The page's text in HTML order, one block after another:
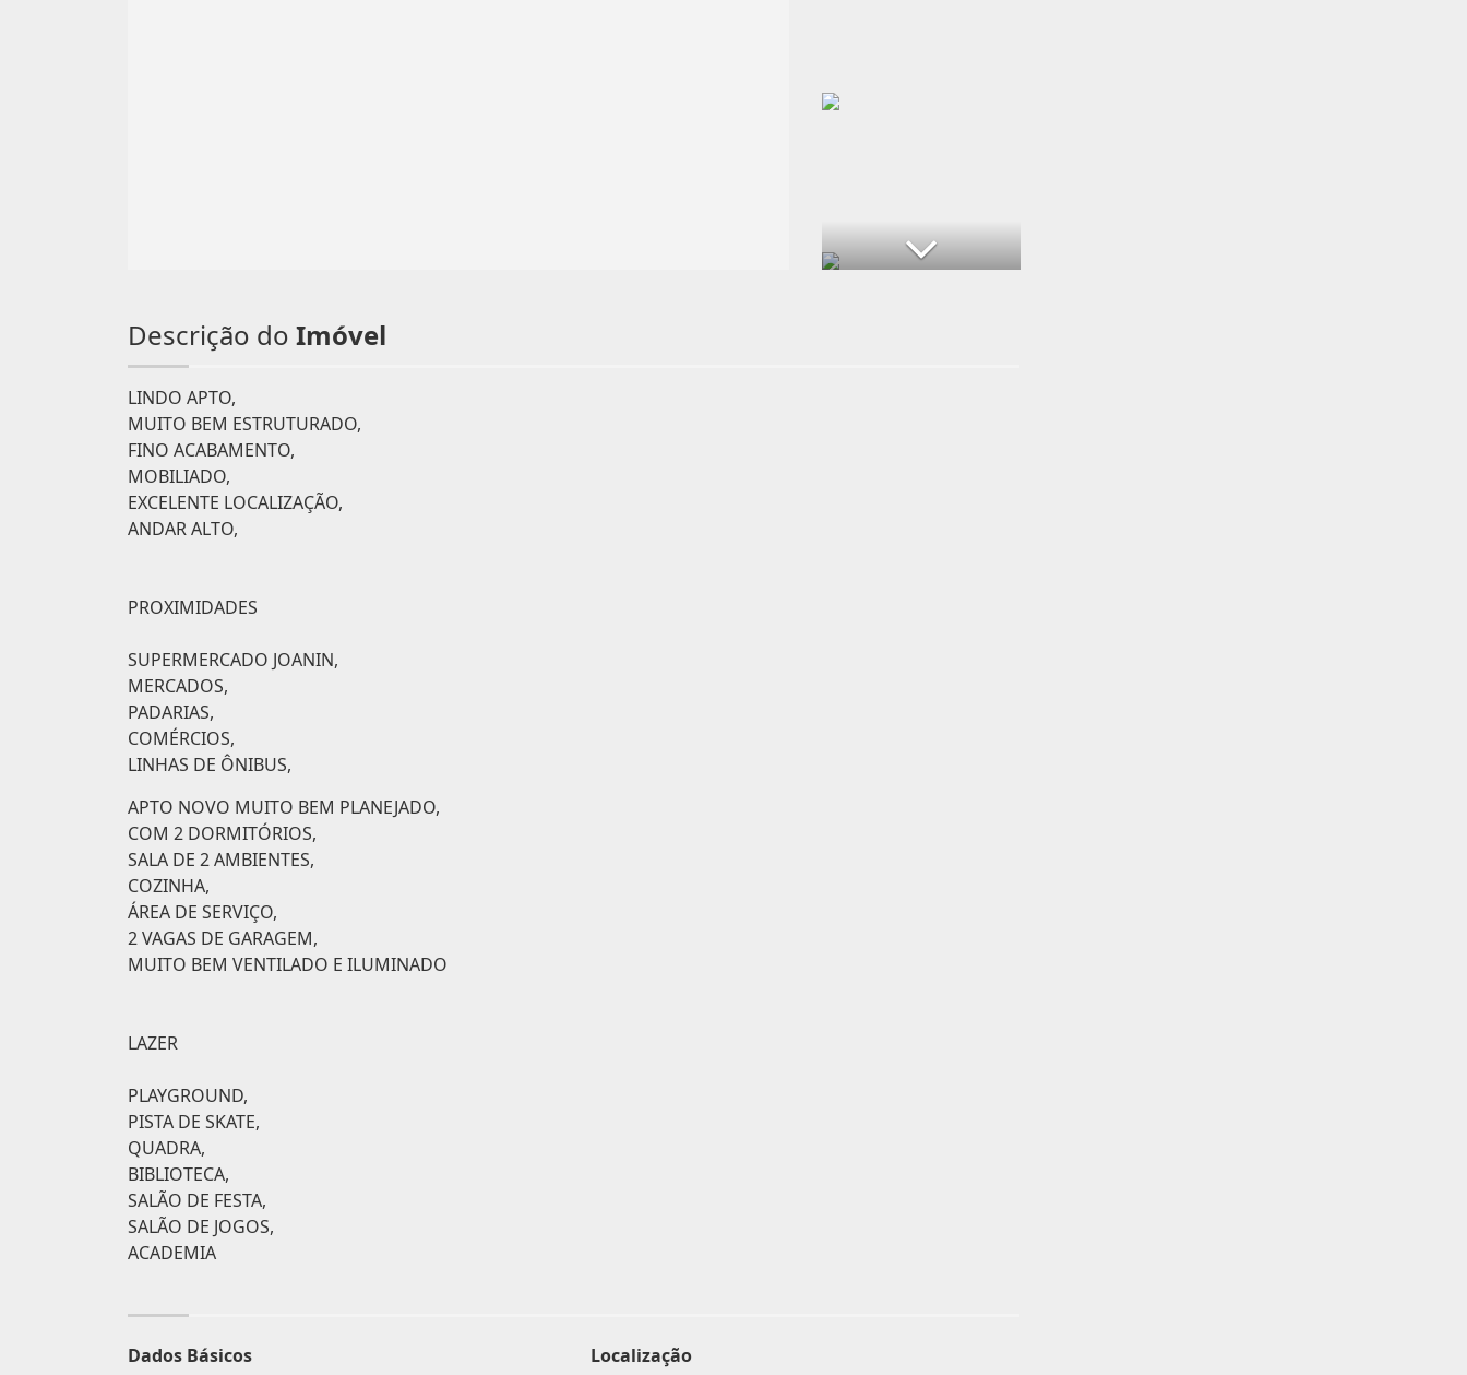
Descrição do Imóvel
LINDO APTO,
MUITO BEM ESTRUTURADO,
FINO ACABAMENTO,
MOBILIADO,
EXCELENTE LOCALIZAÇÃO,
ANDAR ALTO,
PROXIMIDADES
SUPERMERCADO JOANIN,
MERCADOS,
PADARIAS,
COMÉRCIOS,
LINHAS DE ÔNIBUS,
APTO NOVO MUITO BEM PLANEJADO,
COM 2 DORMITÓRIOS,
SALA DE 2 AMBIENTES,
COZINHA,
ÁREA DE SERVIÇO,
2 VAGAS DE GARAGEM,
MUITO BEM VENTILADO E ILUMINADO
LAZER
PLAYGROUND,
PISTA DE SKATE,
QUADRA,
BIBLIOTECA,
SALÃO DE FESTA,
SALÃO DE JOGOS,
ACADEMIA
Dados Básicos
Localização